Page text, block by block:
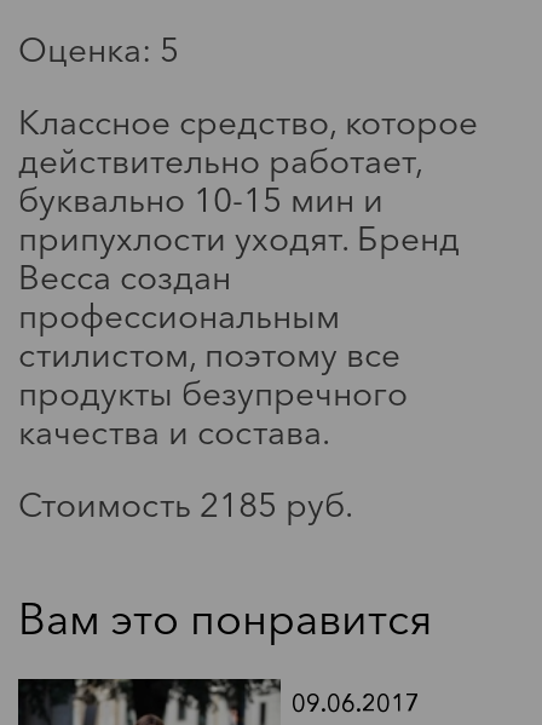
Мода
Звездный стиль: сэр Энтони
Хопкинс
Оценка: 5
Классное средство, которое
действительно работает,
буквально 10-15 мин и
припухлости уходят. Бренд
Becca создан
профессиональным
стилистом, поэтому все
продукты безупречного
качества и состава.
Стоимость 2185 руб.
Вам это понравится
09.06.2017